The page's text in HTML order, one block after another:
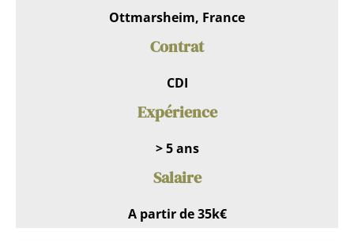
Ottmarsheim, France
Contrat
CDI
Expérience
> 5 ans
Salaire
A partir de 35k€